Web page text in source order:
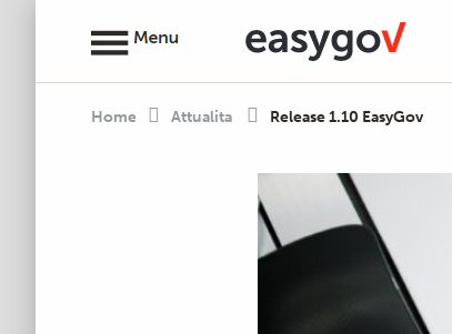
Home Attualita Release 1.10 EasyGov